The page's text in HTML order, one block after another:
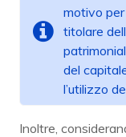
motivo
titolare
del
l’utilizzo
Inoltre,